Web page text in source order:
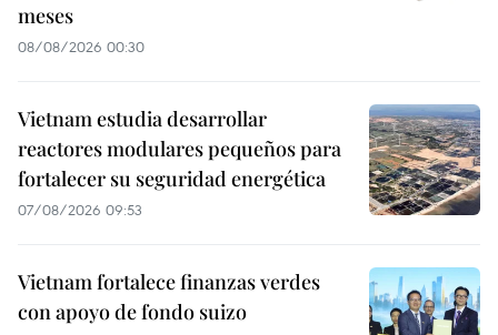
meses
08/08/2026 00:30
Vietnam estudia desarrollar
reactores modulares pequeños para
fortalecer su seguridad energética
07/08/2026 09:53
Vietnam fortalece finanzas verdes
con apoyo de fondo suizo